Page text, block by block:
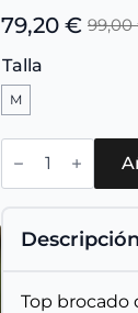
99,00
El
precio
original
era:
99,00 €.
79,20 €
El
precio
actual
es:
79,20 €.
Talla
M
Top
Maiori
Top brocado